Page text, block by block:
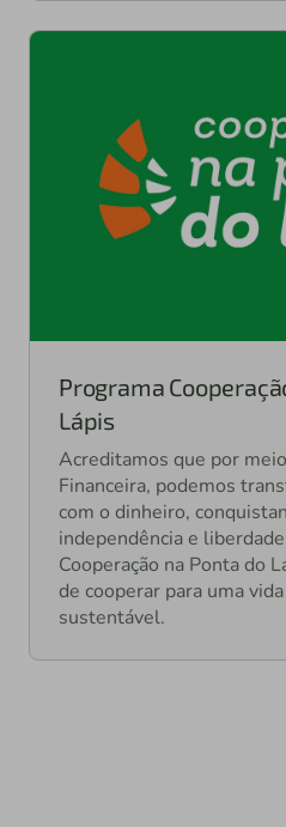
Programa
Lápis
Acreditamos que por
Financeira, podemos
com o dinheiro,
independência e
Cooperação na Ponta do
de cooperar para uma
sustentável.